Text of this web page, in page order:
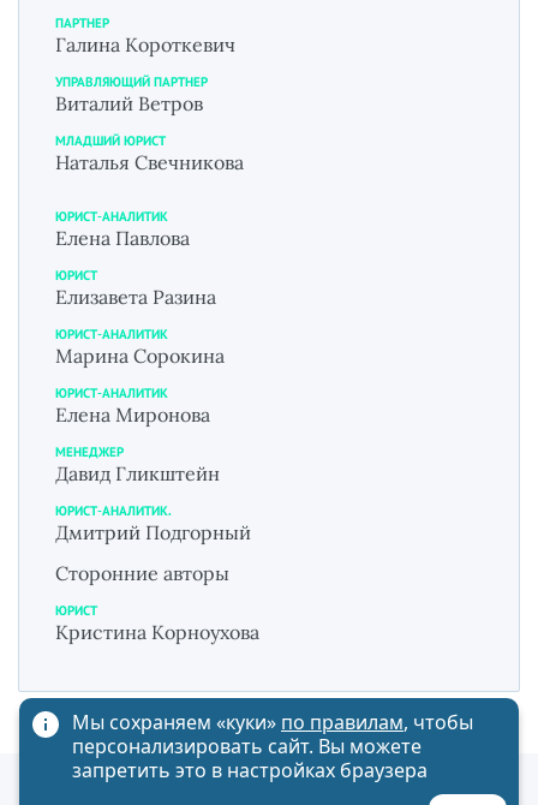
ПАРТНЕР
Галина Короткевич
УПРАВЛЯЮЩИЙ ПАРТНЕР
Виталий Ветров
МЛАДШИЙ ЮРИСТ
Наталья Свечникова
ЮРИСТ-АНАЛИТИК
Елена Павлова
ЮРИСТ
Елизавета Разина
ЮРИСТ-АНАЛИТИК
Марина Сорокина
ЮРИСТ-АНАЛИТИК
Елена Миронова
МЕНЕДЖЕР
Давид Гликштейн
ЮРИСТ-АНАЛИТИК.
Дмитрий Подгорный
Сторонние авторы
ЮРИСТ
Кристина Корноухова
Политика обработки персональных данных
Мы сохраняем «куки» по правилам, чтобы
персонализировать сайт. Вы можете
запретить это в настройках браузера